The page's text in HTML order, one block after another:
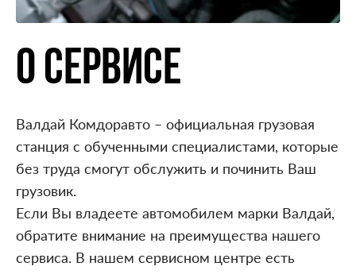
О СЕРВИСЕ
Валдай Комдоравто – официальная грузовая
станция с обученными специалистами, которые
без труда смогут обслужить и починить Ваш
грузовик.
Если Вы владеете автомобилем марки Валдай,
обратите внимание на преимущества нашего
сервиса. В нашем сервисном центре есть